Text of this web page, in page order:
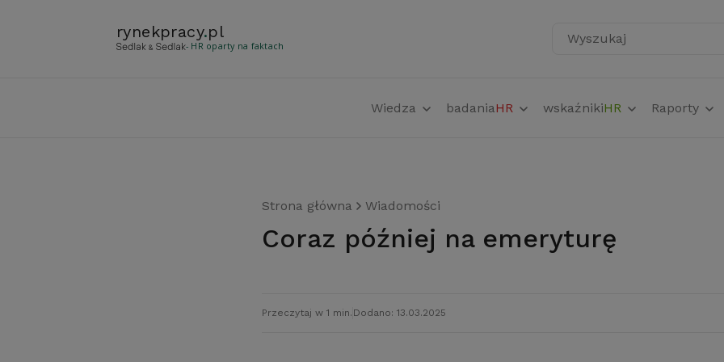
rynekpracy.pl
- HR oparty na faktach Wyszukaj
Wiedza badaniaHR wskaźnikiHR Raporty
Strona główna Wiadomości
Coraz później na emeryturę
Przeczytaj w 1 min. Dodano: 13.03.2025